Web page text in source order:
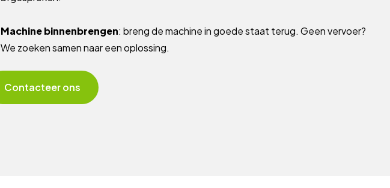
Machine binnenbrengen: breng de machine in goede staat terug. Geen vervoer?
We zoeken samen naar een oplossing.
Contacteer ons